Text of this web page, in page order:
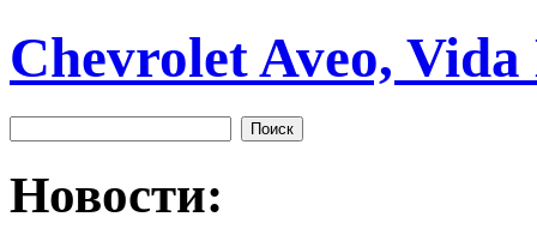
Chevrolet Aveo,
Новости: